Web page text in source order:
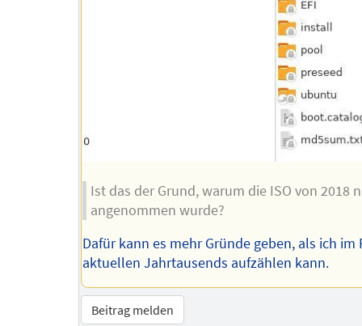
Ist das der Grund, warum die ISO von 2018
angenommen wurde?
Dafür kann es mehr Gründe geben, als ich im
aktuellen Jahrtausends aufzählen kann.
Beitrag melden